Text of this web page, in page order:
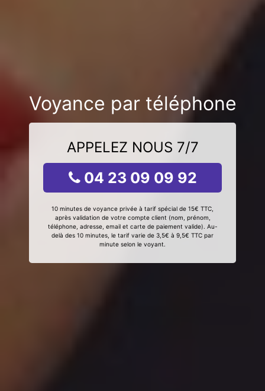
Voyance par téléphone
APPELEZ NOUS 7/7
04 23 09 09 92
10 minutes de voyance privée à tarif spécial de 15€ TTC,
après validation de votre compte client (nom, prénom,
téléphone, adresse, email et carte de paiement valide). Au-
delà des 10 minutes, le tarif varie de 3,5€ à 9,5€ TTC par
minute selon le voyant.